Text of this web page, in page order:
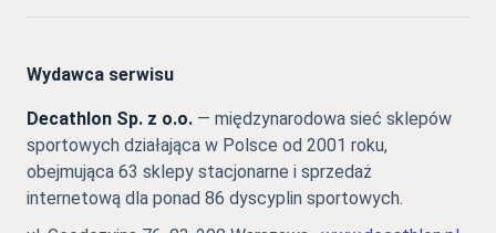
Wydawca serwisu
Decathlon Sp. z o.o. — międzynarodowa sieć sklepów
sportowych działająca w Polsce od 2001 roku,
obejmująca 63 sklepy stacjonarne i sprzedaż
internetową dla ponad 86 dyscyplin sportowych.